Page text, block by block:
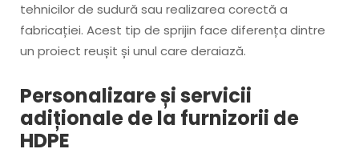
tehnicilor de sudură sau realizarea corectă a
fabricației. Acest tip de sprijin face diferența dintre
un proiect reușit și unul care deraiază.
Personalizare și servicii
adiționale de la furnizorii de
HDPE